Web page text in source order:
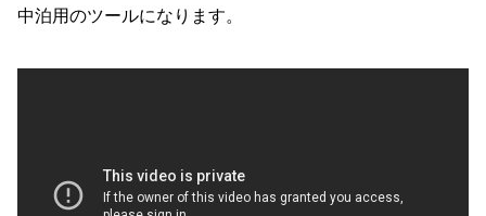
中泊用のツールになります。